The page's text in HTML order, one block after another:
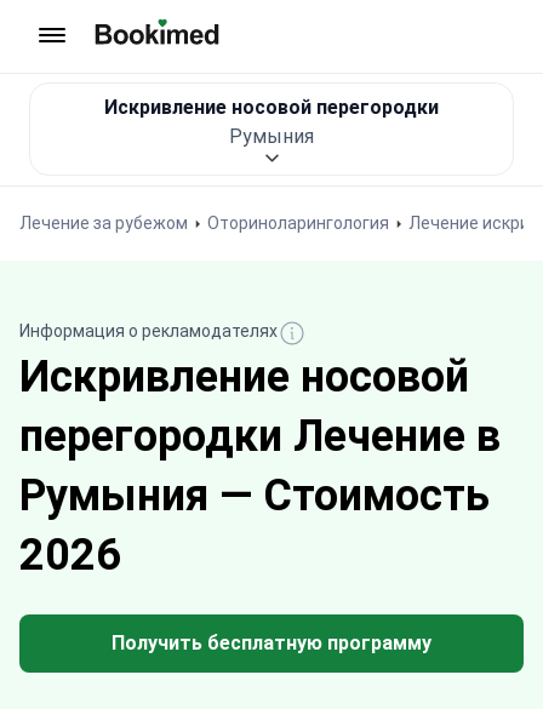
Лечение за рубежом Оториноларингология Лечение
Искривление носовой перегородки
Румыния
Информация о рекламодателях
Искривление носовой
перегородки Лечение в
Румыния — Стоимость
2026
Получить бесплатную программу